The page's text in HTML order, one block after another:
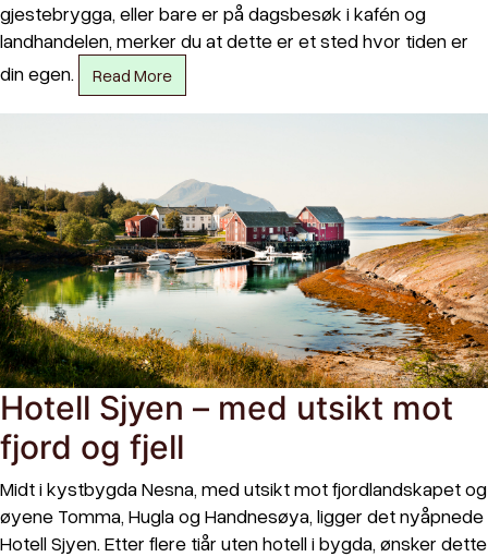
gjestebrygga, eller bare er på dagsbesøk i kafén og
landhandelen, merker du at dette er et sted hvor tiden er
din egen.
Read More
Hotell Sjyen – med utsikt mot
fjord og fjell
Midt i kystbygda Nesna, med utsikt mot fjordlandskapet og
øyene Tomma, Hugla og Handnesøya, ligger det nyåpnede
Hotell Sjyen. Etter flere tiår uten hotell i bygda, ønsker dette